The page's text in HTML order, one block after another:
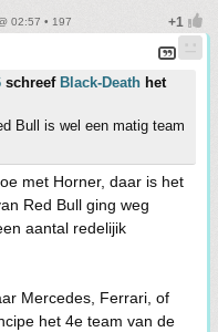
02:57 • 197
schreef Black-Death het
Bull is wel een matig team
met Horner, daar is het
Red Bull ging weg
aantal redelijik
Mercedes, Ferrari, of
het 4e team van de